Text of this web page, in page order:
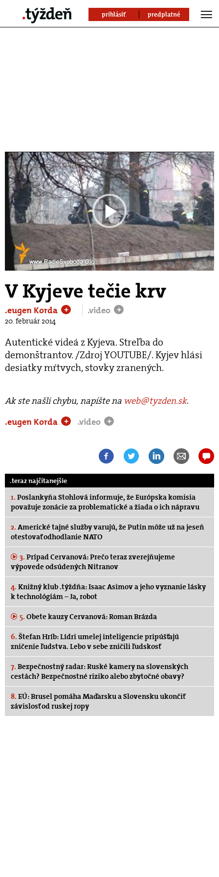
prihlásiť predplatné
Play
Video
V Kyjeve tečie krv
.eugen Korda + .video +
20. február 2014
Autentické videá z Kyjeva. Streľba do
demonštrantov. /Zdroj YOUTUBE/. Kyjev hlási
desiatky mŕtvych, stovky zranených.
Ak ste našli chybu, napíšte na web@tyzden.sk.
.eugen Korda
+ .video +
.teraz najčítanejšie
1. Poslankyňa Stohlová informuje, že Európska komisia
považuje zonácie za problematické a žiada o ich nápravu
2. Americké tajné služby varujú, že Putin môže už na jeseň
otestovať odhodlanie NATO
3. Prípad Cervanová: Prečo teraz zverejňujeme
výpovede odsúdených Nitranov
4. Knižný klub .týždňa: Isaac Asimov a jeho vyznanie lásky
k technológiám – Ja, robot
5. Obete kauzy Cervanová: Roman Brázda
6. Štefan Hríb: Lídri umelej inteligencie pripúšťajú
zničenie ľudstva. Lebo v sebe zničili ľudskosť
7. Bezpečnostný radar: Ruské kamery na slovenských
cestách? Bezpečnostné riziko alebo zbytočné obavy?
8. EÚ: Brusel pomáha Maďarsku a Slovensku ukončiť
závislosť od ruskej ropy